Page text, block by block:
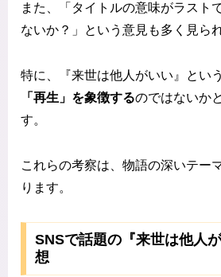
また、「タイトルの意味がラスト
ないか？」という意見も多く見ら
特に、『来世は他人がいい』とい
「再生」を象徴するのではないか
す。
これらの考察は、物語の深いテー
ります。
SNSで話題の『来世は他人
想